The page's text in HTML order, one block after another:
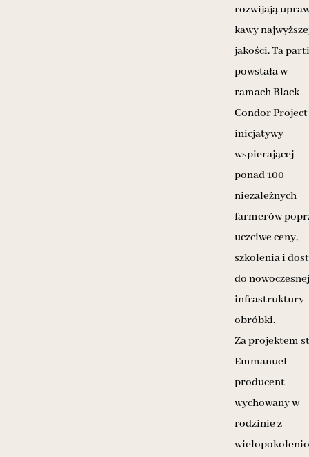
rozwijają
kawy
jakości. Ta
powstała w
ramach Black
Condor
inicjatywy
wspierającej
ponad 100
niezależnych
farmerów
uczciwe ceny,
szkolenia i
do nowoczesnej
infrastruktury
obróbki.
Za projektem
Emmanuel –
producent
wychowany w
rodzinie z